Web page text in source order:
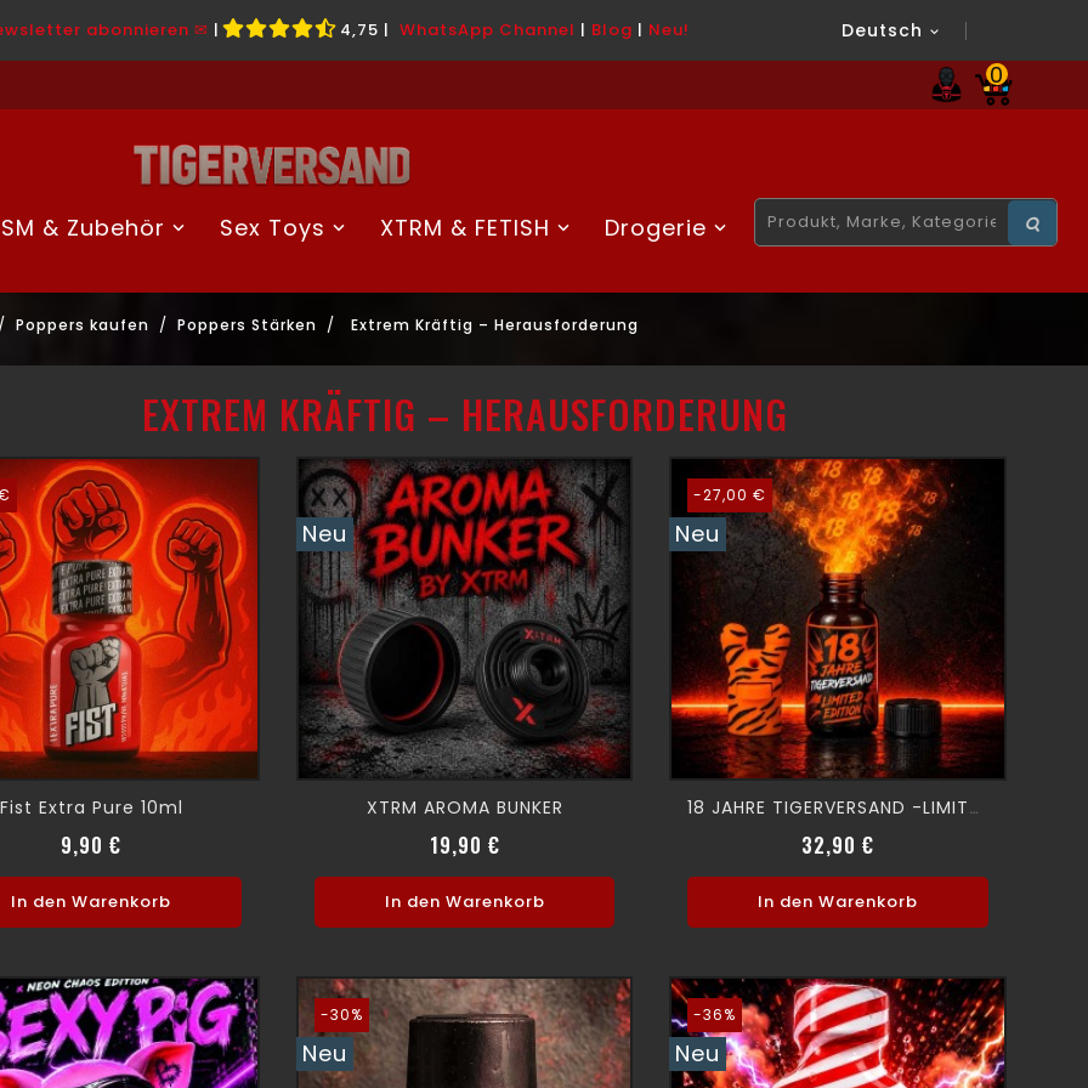
abonnieren ✉ | 4,75 | WhatsApp Channel | Blog | Neu! Deutsch 
0
& Zubehör Sex Toys XTRM & FETISH Drogerie
Poppers kaufen Poppers Stärken Extrem Kräftig – Herausforderung
EXTREM KRÄFTIG – HERAUSFORDERUNG
Fist Extra Pure 10ml
9,90 €
In den Warenkorb
Neu
XTRM AROMA BUNKER
19,90 €Preis
In den Warenkorb
-27,00 €
Neu
18 JAHRE TIGERVERSAND -LIMITED EDITION -
32,90 €
In den Warenkorb
-30%
Neu
-36%
Neu